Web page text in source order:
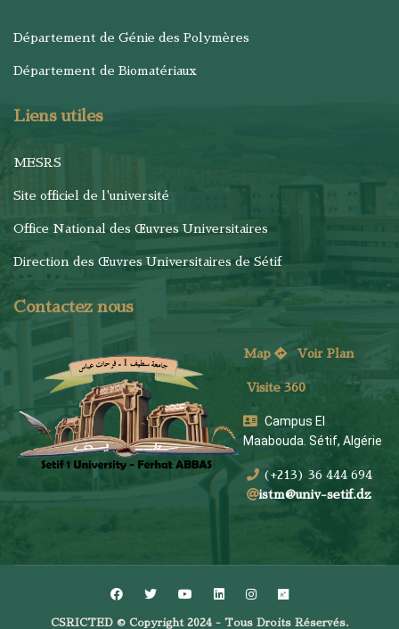
Département de Génie des Polymères
Département de Biomatériaux
Liens utiles
MESRS
Site officiel de l'université
Office National des Œuvres Universitaires
Direction des Œuvres Universitaires de Sétif
Contactez nous
Map Voir Plan
Visite 360
Campus El
Maabouda. Sétif, Algérie
(+213) 36 444 694
istm@univ-setif.dz
CSRICTED © Copyright 2024 - Tous Droits Réservés.